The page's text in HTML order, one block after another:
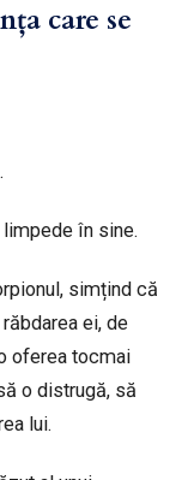
care se
în sine.
simțind că
ei, de
oferea tocmai
o distrugă, să
lui.